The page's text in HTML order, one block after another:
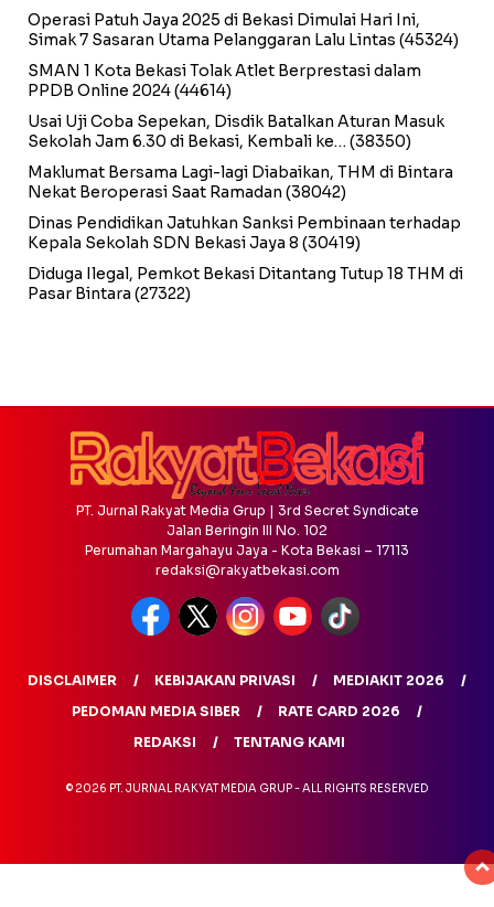
Operasi Patuh Jaya 2025 di Bekasi Dimulai Hari Ini,
Simak 7 Sasaran Utama Pelanggaran Lalu Lintas (45324)
SMAN 1 Kota Bekasi Tolak Atlet Berprestasi dalam
PPDB Online 2024(44614)
Usai Uji Coba Sepekan, Disdik Batalkan Aturan Masuk
Sekolah Jam 6.30 di Bekasi, Kembali ke… (38350)
Maklumat Bersama Lagi-lagi Diabaikan, THM di Bintara
Nekat Beroperasi Saat Ramadan (38042)
Dinas Pendidikan Jatuhkan Sanksi Pembinaan terhadap
Kepala Sekolah SDN Bekasi Jaya 8 (30419)
Diduga Ilegal, Pemkot Bekasi Ditantang Tutup 18 THM di
Pasar Bintara (27322)
PT. Jurnal Rakyat Media Grup | 3rd Secret Syndicate
Jalan Beringin III No. 102
Perumahan Margahayu Jaya - Kota Bekasi – 17113
redaksi@rakyatbekasi.com
DISCLAIMER KEBIJAKAN PRIVASI
MEDIAKIT 2026
PEDOMAN MEDIA SIBER
RATE CARD 2026
REDAKSI
TENTANG KAMI
© 2026 PT. JURNAL RAKYAT MEDIA GRUP - ALL RIGHTS RESERVED